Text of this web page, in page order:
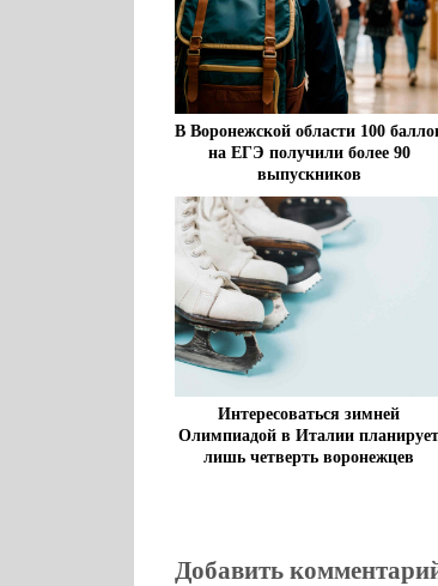
В Воронежской области 100
на ЕГЭ получили более 90
выпускников
Интересоваться зимней
Олимпиадой в Италии планирует
лишь четверть воронежцев
Добавить